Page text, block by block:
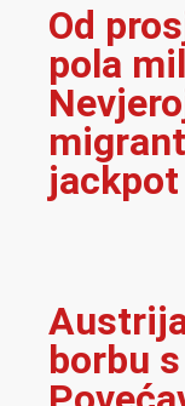
Od
pola
borbu